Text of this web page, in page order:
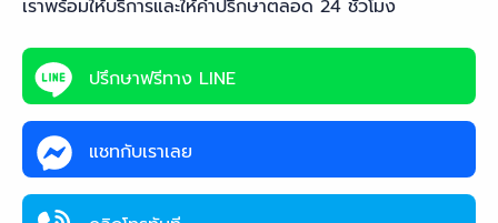
เราพร้อมให้บริการและให้คำปรึกษาตลอด 24 ชั่วโมง
ปรึกษาฟรีทาง LINE
แชทกับเราเลย